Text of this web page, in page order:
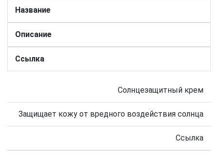
Название
Описание
Ссылка
Солнцезащитный крем
Защищает кожу от вредного воздействия солнца
Ссылка